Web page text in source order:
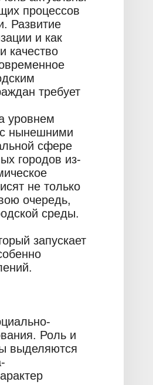
процессов
Развитие
и как
качество
требует
уровнем
с нынешними
сфере
городов из-
не только
очередь,
среды.
запускает
Роль и
выделяются